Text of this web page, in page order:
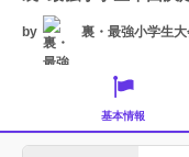
by 裏・最強小学生
基本情報